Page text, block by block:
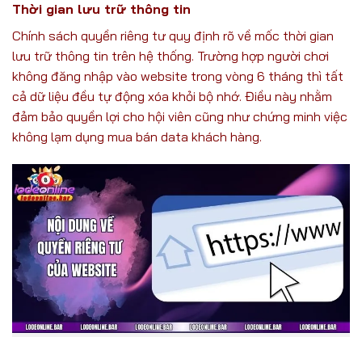
Thời gian lưu trữ thông tin
Chính sách quyền riêng tư quy định rõ về mốc thời gian
lưu trữ thông tin trên hệ thống. Trường hợp người chơi
không đăng nhập vào website trong vòng 6 tháng thì tất
cả dữ liệu đều tự động xóa khỏi bộ nhớ. Điều này nhằm
đảm bảo quyền lợi cho hội viên cũng như chứng minh việc
không lạm dụng mua bán data khách hàng.